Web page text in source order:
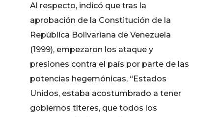
Al respecto, indicó que tras la
aprobación de la Constitución de la
República Bolivariana de Venezuela
(1999), empezaron los ataque y
presiones contra el país por parte de las
potencias hegemónicas, “Estados
Unidos, estaba acostumbrado a tener
gobiernos títeres, que todos los